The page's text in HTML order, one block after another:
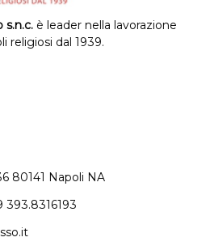
s.n.c. è leader nella lavorazione
religiosi dal 1939.
80141 Napoli NA
393.8316193